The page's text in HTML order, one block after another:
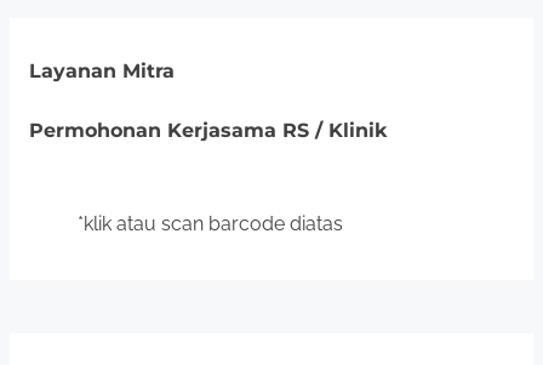
Layanan Mitra
Permohonan Kerjasama RS / Klinik
*klik atau scan barcode diatas